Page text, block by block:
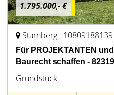
1.795.000,- €
Starnberg - 10809188139
Für PROJEKTANTEN
Baurecht schaffen -
Grundstück